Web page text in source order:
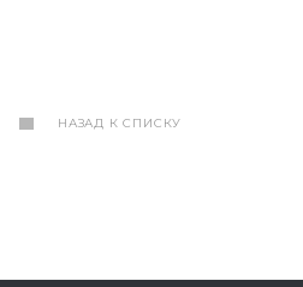
друзьям и
НАЗАД К СПИСКУ